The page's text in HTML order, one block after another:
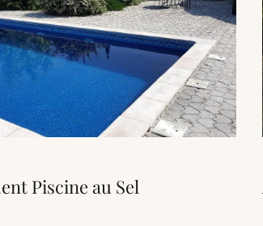
Piscine au Sel